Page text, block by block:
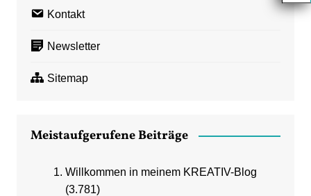
Kontakt
Newsletter
Sitemap
Meistaufgerufene Beiträge
Willkommen in meinem KREATIV-Blog
(3.781)